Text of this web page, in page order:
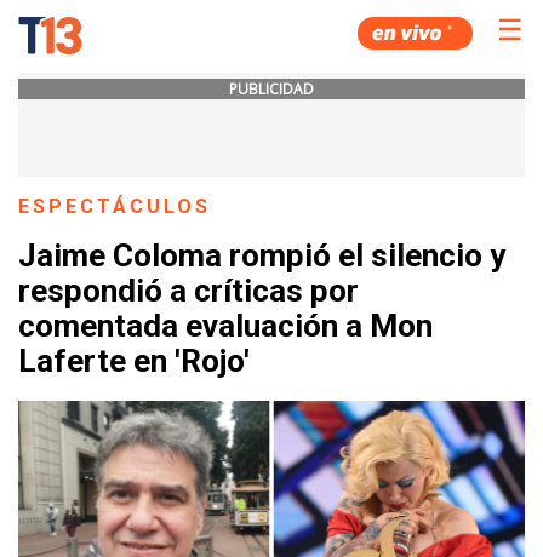
☰
PUBLICIDAD
ESPECTÁCULOS
Jaime Coloma rompió el silencio y
respondió a críticas por
comentada evaluación a Mon
Laferte en 'Rojo'